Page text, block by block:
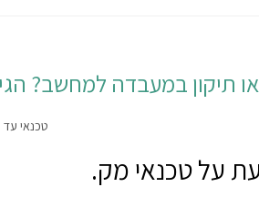
תיקון במעבדה למחשב?
על טכנאי מק.